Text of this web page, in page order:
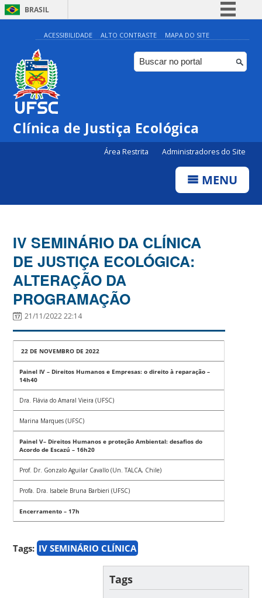
BRASIL
Simplifique!
Comunica BR
Participe
Canais
ACESSIBILIDADE ALTO CONTRASTE MAPA DO SITE
Clínica de Justiça Ecológica
Área Restrita Administradores do Site
MENU
IV SEMINÁRIO DA CLÍNICA
DE JUSTIÇA ECOLÓGICA:
ALTERAÇÃO DA
PROGRAMAÇÃO
21/11/2022 22:14
22 DE NOVEMBRO DE 2022
Painel IV – Direitos Humanos e Empresas: o direito à reparação –
14h40
Dra. Flávia do Amaral Vieira (UFSC)
Marina Marques (UFSC)
Painel V– Direitos Humanos e proteção Ambiental: desafios do
Acordo de Escazú – 16h20
Prof. Dr. Gonzalo Aguilar Cavallo (Un. TALCA, Chile)
Profa. Dra. Isabele Bruna Barbieri (UFSC)
Encerramento – 17h
Tags: IV SEMINÁRIO CLÍNICA
Tags